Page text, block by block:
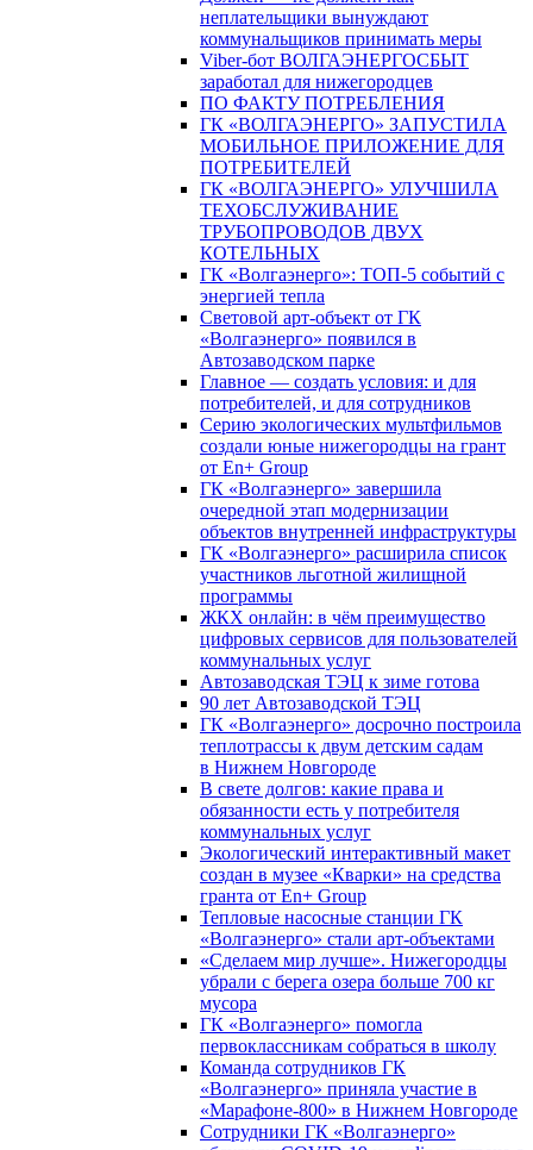
неплательщики вынуждают
коммунальщиков принимать меры
Viber-бот ВОЛГАЭНЕРГОСБЫТ
заработал для нижегородцев
ПО ФАКТУ ПОТРЕБЛЕНИЯ
ГК «ВОЛГАЭНЕРГО» ЗАПУСТИЛА
МОБИЛЬНОЕ ПРИЛОЖЕНИЕ ДЛЯ
ПОТРЕБИТЕЛЕЙ
ГК «ВОЛГАЭНЕРГО» УЛУЧШИЛА
ТЕХОБСЛУЖИВАНИЕ
ТРУБОПРОВОДОВ ДВУХ
КОТЕЛЬНЫХ
ГК «Волгаэнерго»: ТОП-5 событий с
энергией тепла
Световой арт-объект от ГК
«Волгаэнерго» появился в
Автозаводском парке
Главное — создать условия: и для
потребителей, и для сотрудников
Серию экологических мультфильмов
создали юные нижегородцы на грант
от En+ Group
ГК «Волгаэнерго» завершила
очередной этап модернизации
объектов внутренней инфраструктуры
ГК «Волгаэнерго» расширила список
участников льготной жилищной
программы
ЖКХ онлайн: в чём преимущество
цифровых сервисов для пользователей
коммунальных услуг
Автозаводская ТЭЦ к зиме готова
90 лет Автозаводской ТЭЦ
ГК «Волгаэнерго» досрочно построила
теплотрассы к двум детским садам
в Нижнем Новгороде
В свете долгов: какие права и
обязанности есть у потребителя
коммунальных услуг
Экологический интерактивный макет
создан в музее «Кварки» на средства
гранта от En+ Group
Тепловые насосные станции ГК
«Волгаэнерго» стали арт-объектами
«Сделаем мир лучше». Нижегородцы
убрали с берега озера больше 700 кг
мусора
ГК «Волгаэнерго» помогла
первоклассникам собраться в школу
Команда сотрудников ГК
«Волгаэнерго» приняла участие в
«Марафоне-800» в Нижнем Новгороде
Сотрудники ГК «Волгаэнерго»